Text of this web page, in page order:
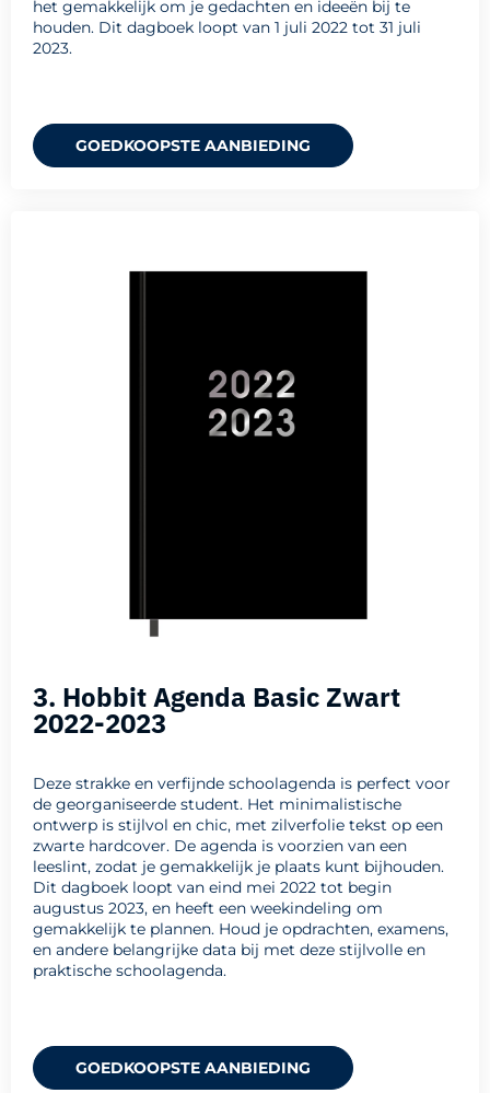
het gemakkelijk om je gedachten en ideeën bij te
houden. Dit dagboek loopt van 1 juli 2022 tot 31 juli
2023.
GOEDKOOPSTE AANBIEDING
3. Hobbit Agenda Basic Zwart
2022-2023
Deze strakke en verfijnde schoolagenda is perfect voor
de georganiseerde student. Het minimalistische
ontwerp is stijlvol en chic, met zilverfolie tekst op een
zwarte hardcover. De agenda is voorzien van een
leeslint, zodat je gemakkelijk je plaats kunt bijhouden.
Dit dagboek loopt van eind mei 2022 tot begin
augustus 2023, en heeft een weekindeling om
gemakkelijk te plannen. Houd je opdrachten, examens,
en andere belangrijke data bij met deze stijlvolle en
praktische schoolagenda.
GOEDKOOPSTE AANBIEDING